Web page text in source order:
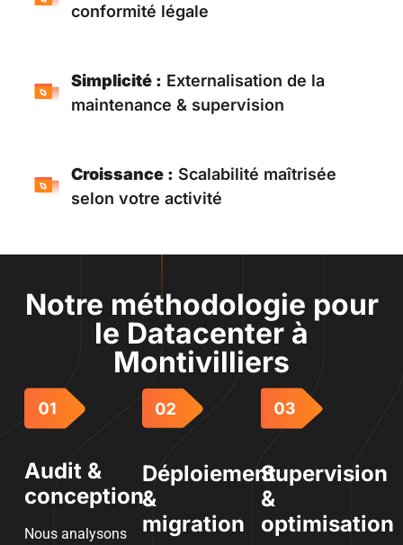
conformité légale
Simplicité : Externalisation de la
maintenance & supervision
Croissance : Scalabilité maîtrisée
selon votre activité
Notre méthodologie pour
le Datacenter à
Montivilliers
Audit &
conception
Nous analysons
Déploiement
&
migration
Supervision
&
optimisation